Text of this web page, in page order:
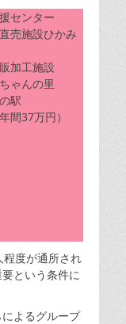
センター
売施設ひかみ
加工施設
ゃんの里
駅
間37万円）
程度が通所され
という条件に
よるグループ